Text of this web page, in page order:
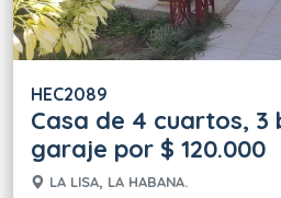
HEC2089
Casa de 4 cuartos, 3
garaje por $ 120.000
LA LISA, LA HABANA.